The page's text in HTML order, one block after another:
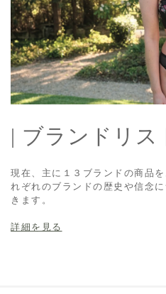
| ブランドリス
現在、主に１３ブランドの商品
れぞれのブランドの歴史や信念
きます。
詳細を見る